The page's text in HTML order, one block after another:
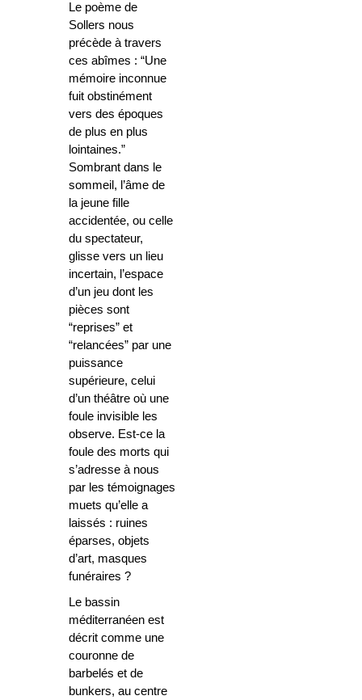
Le poème de
Sollers nous
précède à travers
ces abîmes : “Une
mémoire inconnue
fuit obstinément
vers des époques
de plus en plus
lointaines.”
Sombrant dans le
sommeil, l’âme de
la jeune fille
accidentée, ou celle
du spectateur,
glisse vers un lieu
incertain, l’espace
d’un jeu dont les
pièces sont
“reprises” et
“relancées” par une
puissance
supérieure, celui
d’un théâtre où une
foule invisible les
observe. Est-ce la
foule des morts qui
s’adresse à nous
par les témoignages
muets qu’elle a
laissés : ruines
éparses, objets
d’art, masques
funéraires ?
Le bassin
méditerranéen est
décrit comme une
couronne de
barbelés et de
bunkers, au centre